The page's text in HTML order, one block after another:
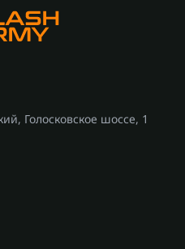
Голосковское шоссе, 1